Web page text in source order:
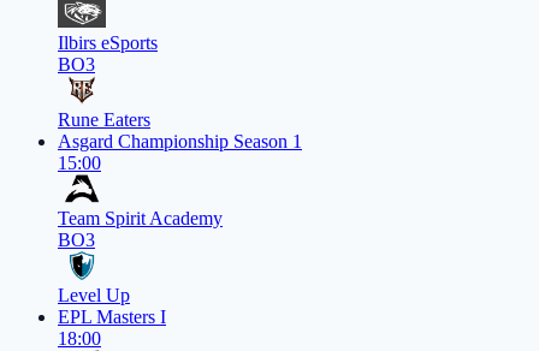
Ilbirs eSports
BO3
Rune Eaters
Asgard Championship Season 1
15:00
Team Spirit Academy
BO3
Level Up
EPL Masters I
18:00